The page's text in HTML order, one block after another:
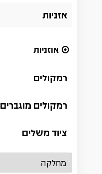
אזניות
אוזניות
רמקולים
רמקולים מוגברים
ציוד משלים